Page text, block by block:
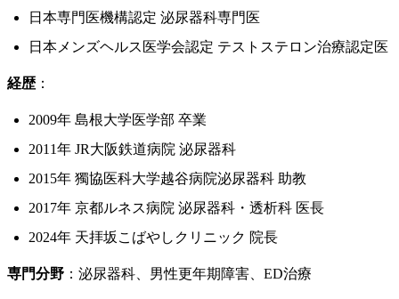
日本専門医機構認定 泌尿器科専門医
日本メンズヘルス医学会認定 テストステロン治療認定医
経歴：
2009年 島根大学医学部 卒業
2011年 JR大阪鉄道病院 泌尿器科
2015年 獨協医科大学越谷病院泌尿器科 助教
2017年 京都ルネス病院 泌尿器科・透析科 医長
2024年 天拝坂こばやしクリニック 院長
専門分野 ：泌尿器科、男性更年期障害、ED治療